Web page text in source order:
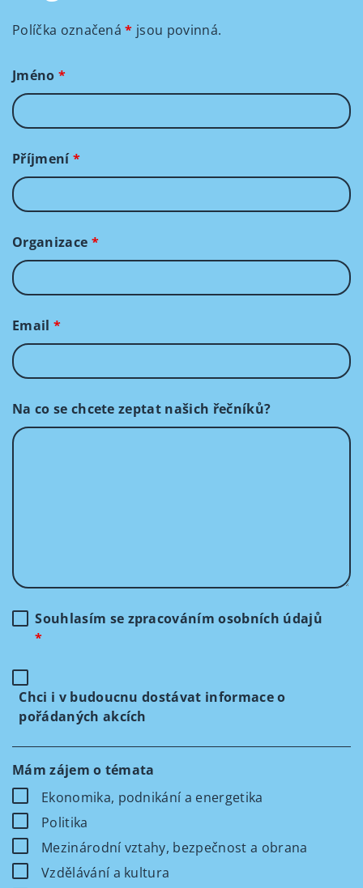
Políčka označená* jsou povinná.
Jméno *
Příjmení*
Organizace *
Email *
Na co se chcete zeptat našich řečníků?
Souhlasím se zpracováním osobních údajů
*
Chci i v budoucnu dostávat informace o
pořádaných akcích
Mám zájem o témata
Ekonomika, podnikání a energetika
Politika
Mezinárodní vztahy, bezpečnost a obrana
Vzdělávání a kultura